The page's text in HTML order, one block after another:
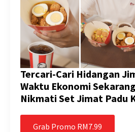
Tercari-Cari Hidangan
Waktu Ekonomi
Nikmati Set Jimat Padu
Grab Promo RM7.99